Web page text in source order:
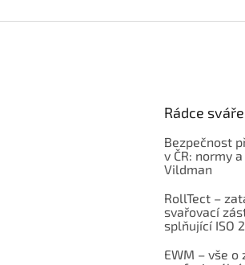
Rádce
Bezpečnost
v ČR: normy a
Vildman
RollTect –
svařovací
splňující ISO
EWM – vše o